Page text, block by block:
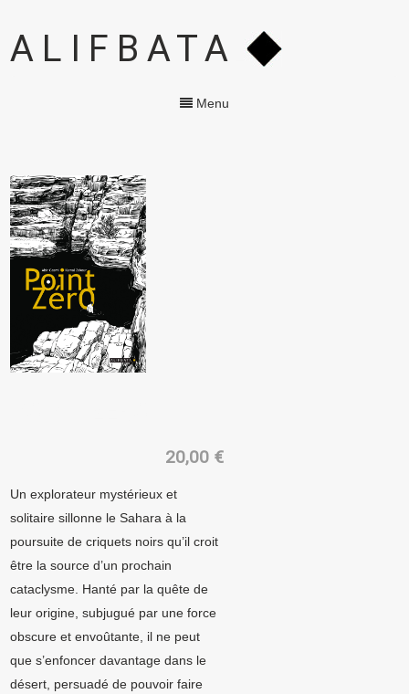
ALIFBATA
Menu
20,00 €
Un explorateur mystérieux et
solitaire sillonne le Sahara à la
poursuite de criquets noirs qu’il croit
être la source d’un prochain
cataclysme. Hanté par la quête de
leur origine, subjugué par une force
obscure et envoûtante, il ne peut
que s’enfoncer davantage dans le
désert, persuadé de pouvoir faire